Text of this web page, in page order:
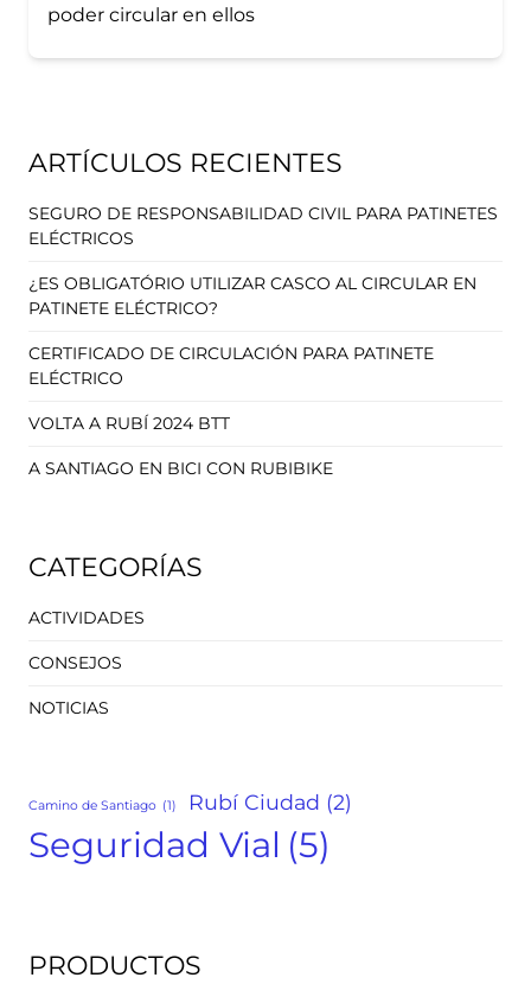
poder circular en ellos
ARTÍCULOS RECIENTES
SEGURO DE RESPONSABILIDAD CIVIL PARA PATINETES
ELÉCTRICOS
¿ES OBLIGATÓRIO UTILIZAR CASCO AL CIRCULAR EN
PATINETE ELÉCTRICO?
CERTIFICADO DE CIRCULACIÓN PARA PATINETE
ELÉCTRICO
VOLTA A RUBÍ 2024 BTT
A SANTIAGO EN BICI CON RUBIBIKE
CATEGORÍAS
ACTIVIDADES
CONSEJOS
NOTICIAS
Camino de Santiago (1) Rubí Ciudad (2)
Seguridad Vial (5)
PRODUCTOS